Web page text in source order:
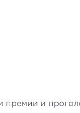
премии и